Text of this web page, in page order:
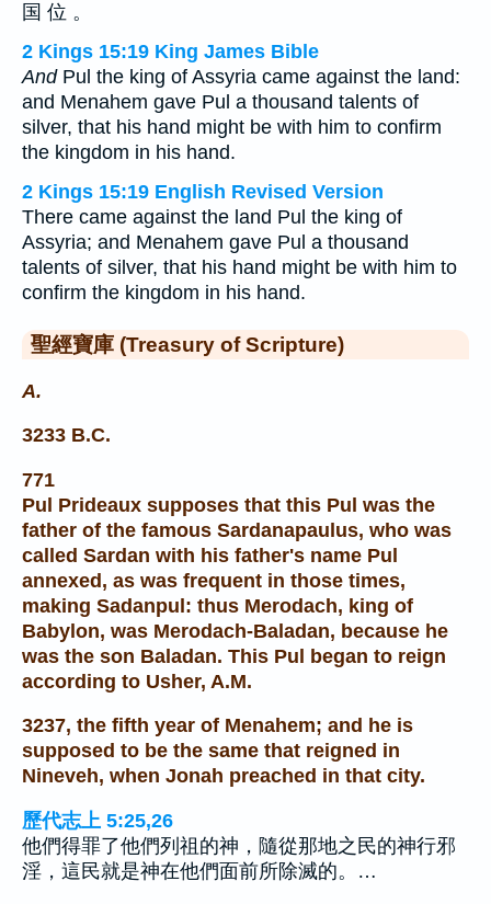
国 位 。
2 Kings 15:19 King James Bible
AndPul the king of Assyria came against the land:
and Menahem gave Pul a thousand talents of
silver, that his hand might be with him to confirm
the kingdom in his hand.
2 Kings 15:19 English Revised Version
There came against the land Pul the king of
Assyria; and Menahem gave Pul a thousand
talents of silver, that his hand might be with him to
confirm the kingdom in his hand.
聖經寶庫 (Treasury of Scripture)
A.
3233 B.C.
771
Pul Prideaux supposes that this Pul was the
father of the famous Sardanapaulus, who was
called Sardan with his father's name Pul
annexed, as was frequent in those times,
making Sadanpul: thus Merodach, king of
Babylon, was Merodach-Baladan, because he
was the son Baladan. This Pul began to reign
according to Usher, A.M.
3237, the fifth year of Menahem; and he is
supposed to be the same that reigned in
Nineveh, when Jonah preached in that city.
歷代志上 5:25,26
他們得罪了他們列祖的神，隨從那地之民的神行邪
淫，這民就是神在他們面前所除滅的。…